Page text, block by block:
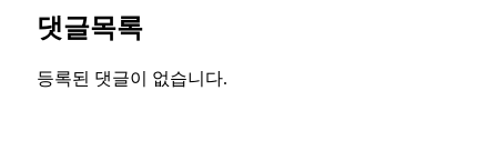
댓글목록
등록된 댓글이 없습니다.